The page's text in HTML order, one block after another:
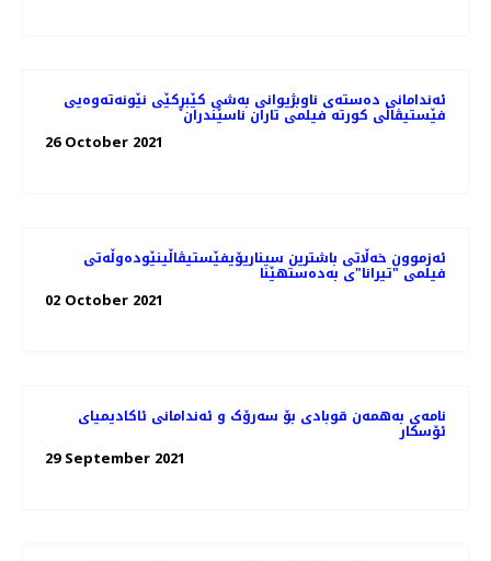
ئه‌ندامانی ده‌سته‌ی ناوبژیوانی به‌شی کێبڕکێی نێونه‌ته‌وه‌یی
فێستیڤاڵی کورته‌ فیلمی تاران ناسێندران
26 October 2021
ئەزموون خەڵاتی باشترین سیناریۆیفێستیڤاڵینێوده‌وڵه‌تی
فیلمی "تیرانا"ی به‌ده‌ستهێنا
02 October 2021
نامه‌ی به‌همه‌ن قوبادی بۆ سه‌رۆک و ئه‌ندامانی ئاکادیمیای
ئۆسکار
29 September 2021